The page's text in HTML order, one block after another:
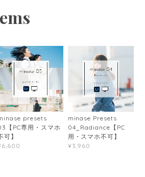
presets
【PC専用・スマホ
可】
minase Presets
04_Radiance【PC
用・スマホ不可】
¥3,960